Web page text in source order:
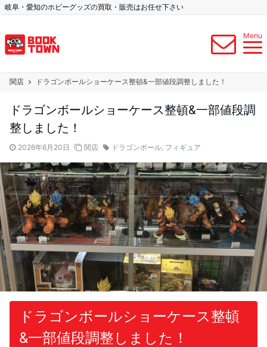
岐阜・愛知のホビーグッズの買取・販売はお任せ下さい
Menu
関店 ドラゴンボールショーケース整頓&一部値段調整しました！
ドラゴンボールショーケース整頓&一部値段調
整しました！
2026年6月20日 関店 ドラゴンボール, フィギュア
ドラゴンボールショーケース整頓
&一部値段調整しました！